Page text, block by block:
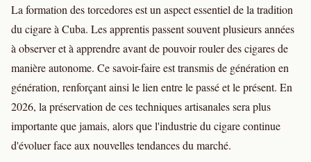
La formation des torcedores est un aspect essentiel de la tradition
du cigare à Cuba. Les apprentis passent souvent plusieurs années
à observer et à apprendre avant de pouvoir rouler des cigares de
manière autonome. Ce savoir-faire est transmis de génération en
génération, renforçant ainsi le lien entre le passé et le présent. En
2026, la préservation de ces techniques artisanales sera plus
importante que jamais, alors que l'industrie du cigare continue
d'évoluer face aux nouvelles tendances du marché.